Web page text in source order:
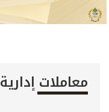
معاملات إدارية